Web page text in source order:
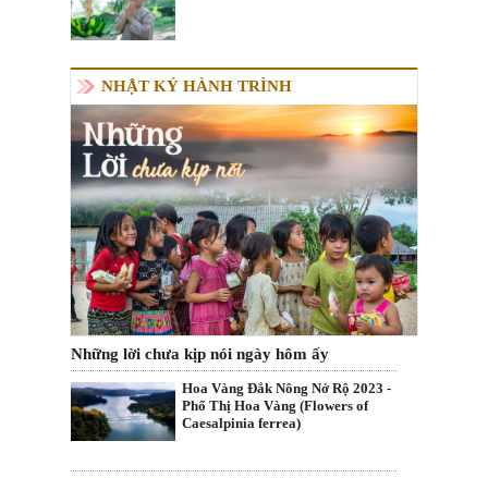
NHẬT KÝ HÀNH TRÌNH
Những lời chưa kịp nói ngày hôm ấy
Hoa Vàng Đắk Nông Nở Rộ 2023 -
Phố Thị Hoa Vàng (Flowers of
Caesalpinia ferrea)